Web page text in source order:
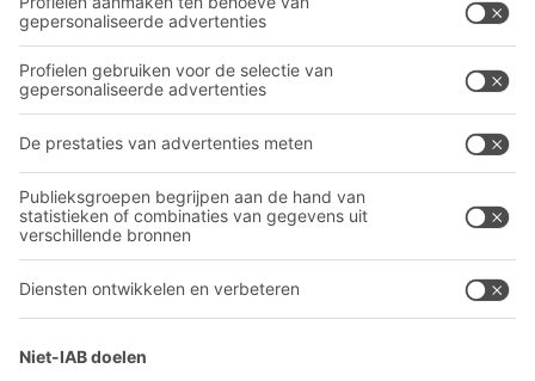
Onze diensten
Bedrijf
Over BITO
Ons wereldwijde netwerk
Volg ons
A
YOUR LIFE.